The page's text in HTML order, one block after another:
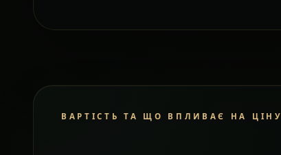
ВАРТІСТЬ ТА ЩО ВПЛИВАЄ НА ЦІНУ